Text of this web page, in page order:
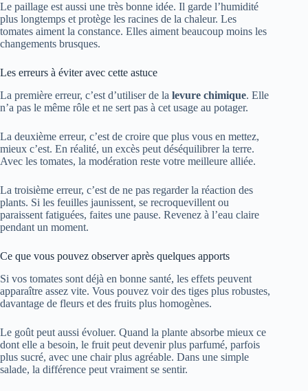
Le paillage est aussi une très bonne idée. Il garde l’humidité
plus longtemps et protège les racines de la chaleur. Les
tomates aiment la constance. Elles aiment beaucoup moins les
changements brusques.
Les erreurs à éviter avec cette astuce
La première erreur, c’est d’utiliser de la levure chimique. Elle
n’a pas le même rôle et ne sert pas à cet usage au potager.
La deuxième erreur, c’est de croire que plus vous en mettez,
mieux c’est. En réalité, un excès peut déséquilibrer la terre.
Avec les tomates, la modération reste votre meilleure alliée.
La troisième erreur, c’est de ne pas regarder la réaction des
plants. Si les feuilles jaunissent, se recroquevillent ou
paraissent fatiguées, faites une pause. Revenez à l’eau claire
pendant un moment.
Ce que vous pouvez observer après quelques apports
Si vos tomates sont déjà en bonne santé, les effets peuvent
apparaître assez vite. Vous pouvez voir des tiges plus robustes,
davantage de fleurs et des fruits plus homogènes.
Le goût peut aussi évoluer. Quand la plante absorbe mieux ce
dont elle a besoin, le fruit peut devenir plus parfumé, parfois
plus sucré, avec une chair plus agréable. Dans une simple
salade, la différence peut vraiment se sentir.